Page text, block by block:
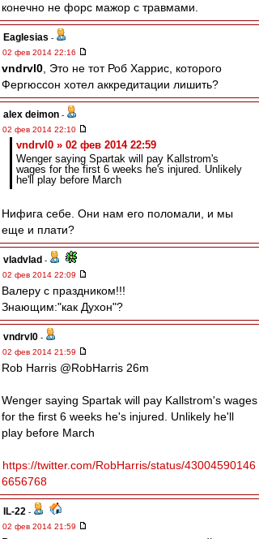
конечно не форс мажор с травмами.
Eaglesias -
02 фев 2014 22:16
vndrvl0 , Это не тот Роб Харрис, которого
Фергюссон хотел аккредитации лишить?
alex deimon -
02 фев 2014 22:10
vndrvl0 » 02 фев 2014 22:59
Wenger saying Spartak will pay Kallstrom's
wages for the first 6 weeks he's injured. Unlikely
he'll play before March
Нифига себе. Они нам его поломали, и мы
еще и плати?
vladvlad -
02 фев 2014 22:09
Валеру с праздником!!!
Знающим:"как Духон"?
vndrvl0 -
02 фев 2014 21:59
Rob Harris ‏@RobHarris 26m
Wenger saying Spartak will pay Kallstrom's wages
for the first 6 weeks he's injured. Unlikely he'll
play before March
https://twitter.com/RobHarris/status/43004590146
6656768
IL-22 -
02 фев 2014 21:59